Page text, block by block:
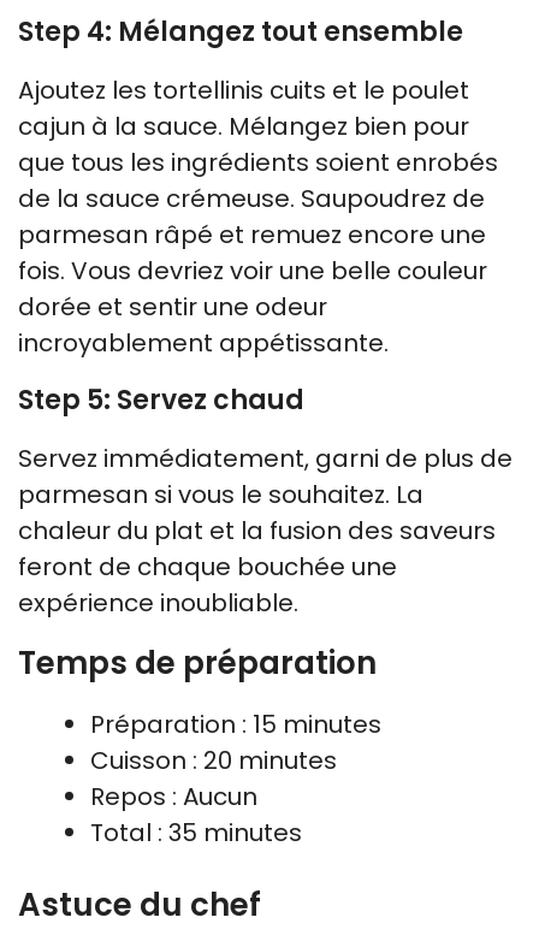
Step 4: Mélangez tout ensemble
Ajoutez les tortellinis cuits et le poulet
cajun à la sauce. Mélangez bien pour
que tous les ingrédients soient enrobés
de la sauce crémeuse. Saupoudrez de
parmesan râpé et remuez encore une
fois. Vous devriez voir une belle couleur
dorée et sentir une odeur
incroyablement appétissante.
Step 5: Servez chaud
Servez immédiatement, garni de plus de
parmesan si vous le souhaitez. La
chaleur du plat et la fusion des saveurs
feront de chaque bouchée une
expérience inoubliable.
Temps de préparation
Préparation : 15 minutes
Cuisson : 20 minutes
Repos : Aucun
Total : 35 minutes
Astuce du chef